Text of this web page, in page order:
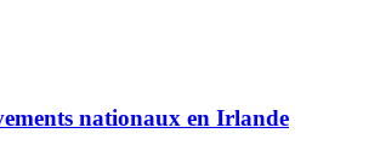
nationaux en Irlande